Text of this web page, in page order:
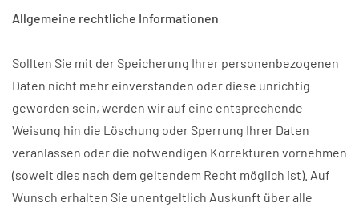
Allgemeine rechtliche Informationen
Sollten Sie mit der Speicherung Ihrer personenbezogenen
Daten nicht mehr einverstanden oder diese unrichtig
geworden sein, werden wir auf eine entsprechende
Weisung hin die Löschung oder Sperrung Ihrer Daten
veranlassen oder die notwendigen Korrekturen vornehmen
(soweit dies nach dem geltendem Recht möglich ist). Auf
Wunsch erhalten Sie unentgeltlich Auskunft über alle